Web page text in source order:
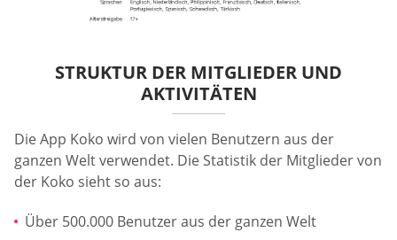
STRUKTUR DER MITGLIEDER UND
AKTIVITÄTEN
Die App Koko wird von vielen Benutzern aus der
ganzen Welt verwendet. Die Statistik der Mitglieder von
der Koko sieht so aus:
Über 500.000 Benutzer aus der ganzen Welt